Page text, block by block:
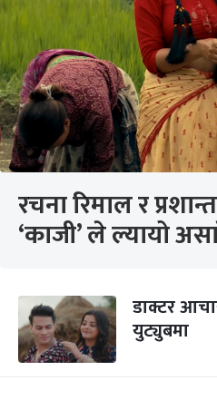
रचना रिमाल र
‘काजी’ ले ल्यायो
डाक्टर
युट्युबमा